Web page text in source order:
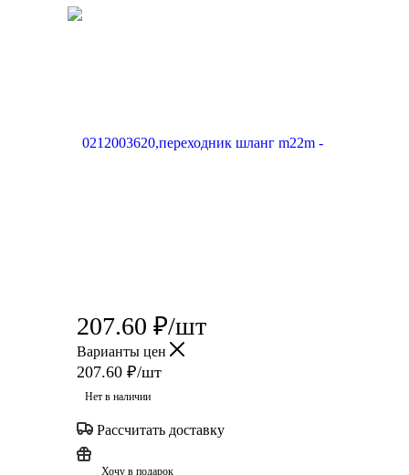
207.60 ₽/шт
Варианты цен
207.60 ₽/шт
Нет в наличии
Рассчитать доставку
Хочу в подарок